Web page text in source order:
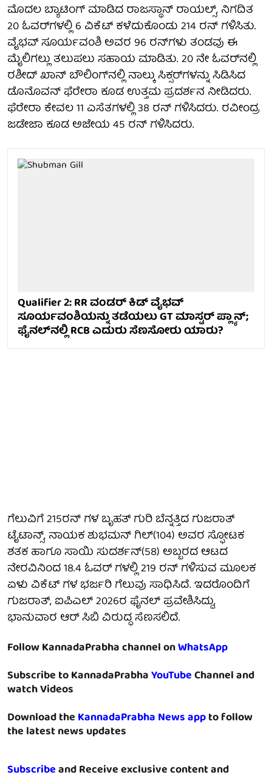
ಮೊದಲ ಬ್ಯಾಟಿಂಗ್‌ ಮಾಡಿದ ರಾಜಸ್ಥಾನ್ ರಾಯಲ್ಸ್, ನಿಗದಿತ
20 ಓವರ್‌ಗಳಲ್ಲಿ 6 ವಿಕೆಟ್‌ ಕಳೆದುಕೊಂಡು 214 ರನ್ ಗಳಿಸಿತು.
ವೈಭವ್ ಸೂರ್ಯವಂಶಿ ಅವರ 96 ರನ್‌ಗಳು ತಂಡವು ಈ
ಮೈಲಿಗಲ್ಲು ತಲುಪಲು ಸಹಾಯ ಮಾಡಿತು. 20 ನೇ ಓವರ್‌ನಲ್ಲಿ
ರಶೀದ್ ಖಾನ್ ಬೌಲಿಂಗ್‌ನಲ್ಲಿ ನಾಲ್ಕು ಸಿಕ್ಸರ್‌ಗಳನ್ನು ಸಿಡಿಸಿದ
ಡೊನೊವನ್ ಫೆರೇರಾ ಕೂಡ ಉತ್ತಮ ಪ್ರದರ್ಶನ ನೀಡಿದರು.
ಫೆರೇರಾ ಕೇವಲ 11 ಎಸೆತಗಳಲ್ಲಿ 38 ರನ್ ಗಳಿಸಿದರು. ರವೀಂದ್ರ
ಜಡೇಜಾ ಕೂಡ ಅಜೇಯ 45 ರನ್ ಗಳಿಸಿದರು.
Qualifier 2: RR ವಂಡರ್ ಕಿಡ್ ವೈಭವ್
ಸೂರ್ಯವಂಶಿಯನ್ನು ತಡೆಯಲು GT ಮಾಸ್ಟರ್ ಪ್ಲ್ಯಾನ್;
ಫೈನಲ್‌ನಲ್ಲಿ RCB ಎದುರು ಸೆಣಸೋರು ಯಾರು?
ಗೆಲುವಿಗೆ 215ರನ್ ಗಳ ಬೃಹತ್ ಗುರಿ ಬೆನ್ನತ್ತಿದ ಗುಜರಾತ್
ಟೈಟಾನ್ಸ್, ನಾಯಕ ಶುಭಮನ್ ಗಿಲ್(104) ಅವರ ಸ್ಫೋಟಕ
ಶತಕ ಹಾಗೂ ಸಾಯಿ ಸುದರ್ಶನ್(58) ಅಬ್ಬರದ ಆಟದ
ನೇರವಿನಿಂದ 18.4 ಓವರ್ ಗಳಲ್ಲಿ 219 ರನ್ ಗಳಿಸುವ ಮೂಲಕ
ಏಳು ವಿಕೆಟ್ ಗಳ ಭರ್ಜರಿ ಗೆಲುವು ಸಾಧಿಸಿದೆ. ಇದರೊಂದಿಗೆ
ಗುಜರಾತ್, ಐಪಿಎಲ್ 2026ರ ಫೈನಲ್ ಪ್ರವೇಶಿಸಿದ್ದು,
ಭಾನುವಾರ ಆರ್ ಸಿಬಿ ವಿರುದ್ಧ ಸೆಣಸಲಿದೆ.
Follow KannadaPrabha channel onWhatsApp
Subscribe to KannadaPrabhaYouTubeChannel and
watch Videos
Download theKannadaPrabha News appto follow
the latest news updates
Subscribeand Receive exclusive content and